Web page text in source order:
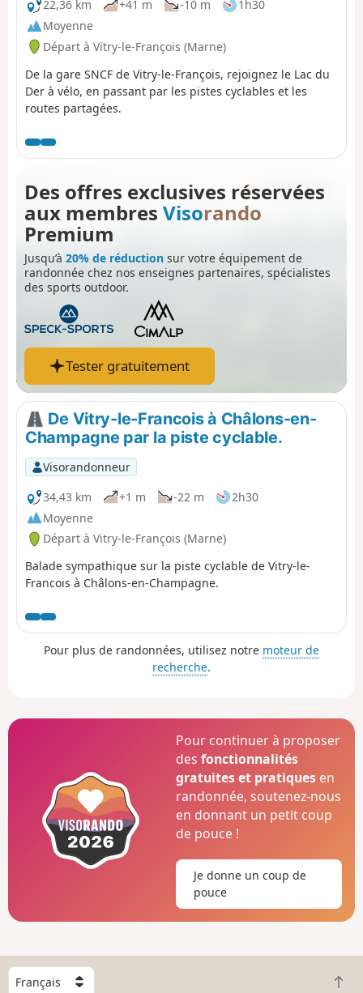
22,36 km
+41 m -10 m
1h30
Moyenne
Départ à Vitry-le-François (Marne)
De la gare SNCF de Vitry-le-François, rejoignez le Lac du
Der à vélo, en passant par les pistes cyclables et les
routes partagées.
Des offres exclusives réservées
aux membres Visorando
Premium
Jusqu’à 20% de réduction sur votre équipement de
randonnée chez nos enseignes partenaires, spécialistes
des sports outdoor.
Tester gratuitement
De Vitry-le-Francois à Châlons-en-
Champagne par la piste cyclable.
Visorandonneur
34,43 km
+1 m -22 m
2h30
Moyenne
Départ à Vitry-le-François (Marne)
Balade sympathique sur la piste cyclable de Vitry-le-
Francois à Châlons-en-Champagne.
Pour plus de randonnées, utilisez notre moteur de
recherche.
Pour continuer à proposer
desfonctionnalités
gratuites et pratiques en
randonnée, soutenez-nous
en donnant un petit coup
de pouce !
Je donne un coup de
pouce
C
R